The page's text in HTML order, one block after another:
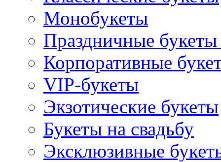
Монобукеты
Праздничные букеты
Корпоративные
VIP-букеты
Экзотические букеты
Букеты на свадьбу
Эксклюзивные